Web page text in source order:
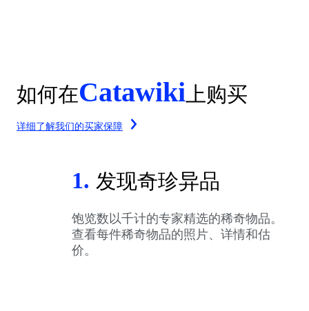
如何在Catawiki 上购买
详细了解我们的买家保障
1. 发现奇珍异品
饱览数以千计的专家精选的稀奇物品。
查看每件稀奇物品的照片、详情和估
价。